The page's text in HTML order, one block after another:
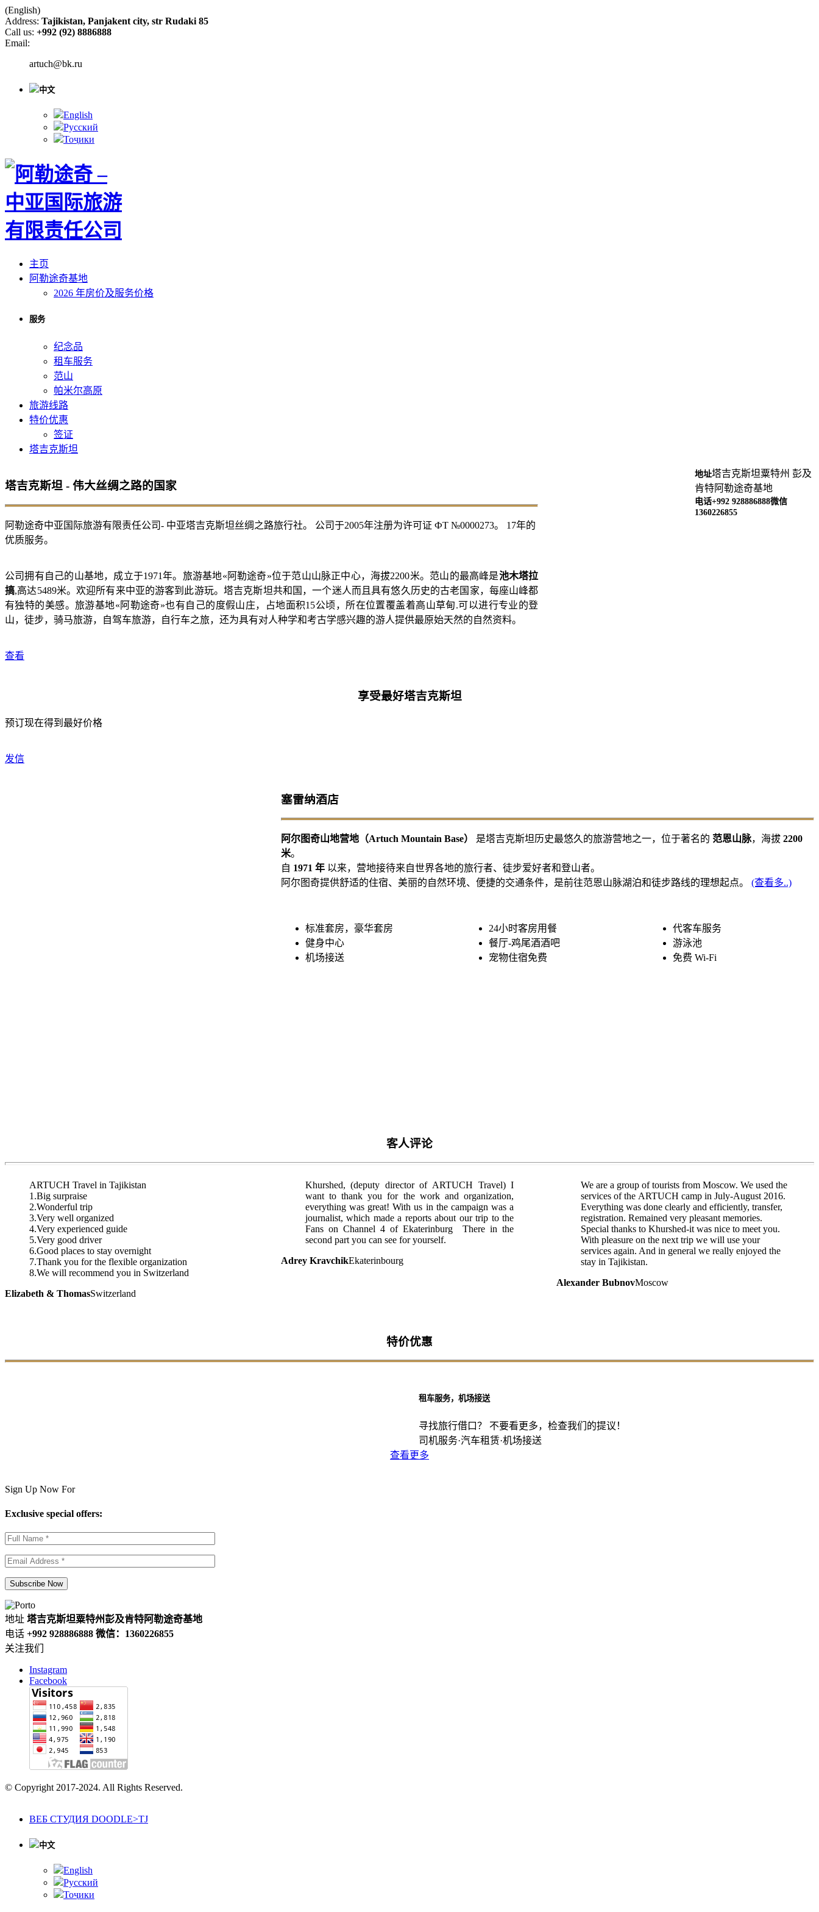
(English)
Address: Tajikistan, Panjakent city, str Rudaki 85
Call us: +992 (92) 8886888
Email:
artuch@bk.ru
中文
English
Русский
Тоҷики
主页
阿勒途奇基地
2026 年房价及服务价格
服务
纪念品
租车服务
范山
帕米尔高原
旅游线路
特价优惠
签证
塔吉克斯坦
塔吉克斯坦 - 伟大丝绸之路的国家
阿勒途奇中亚国际旅游有限责任公司- 中亚塔吉克斯坦丝绸之路旅行社。 公司于2005年注册为许可证 ФТ №0000273。 17年的
优质服务。
公司拥有自己的山基地，成立于1971年。旅游基地«阿勒途奇»位于范山山脉正中心，海拔2200米。范山的最高峰是池木塔拉
搞,高达5489米。欢迎所有来中亚的游客到此游玩。塔吉克斯坦共和国，一个迷人而且具有悠久历史的古老国家，每座山峰都
有独特的美感。旅游基地«阿勒途奇»也有自己的度假山庄，占地面积15公顷，所在位置覆盖着高山草甸.可以进行专业的登
山，徒步，骑马旅游，自驾车旅游，自行车之旅，还为具有对人种学和考古学感兴趣的游人提供最原始天然的自然资料。
查看
地址塔吉克斯坦粟特州 彭及
肯特阿勒途奇基地
电话+992 928886888微信
1360226855
享受最好塔吉克斯坦
预订现在得到最好价格
发信
塞雷纳酒店
阿尔图奇山地营地（Artuch Mountain Base） 是塔吉克斯坦历史最悠久的旅游营地之一，位于著名的 范恩山脉，海拔 2200
米。
自 1971 年以来，营地接待来自世界各地的旅行者、徒步爱好者和登山者。
阿尔图奇提供舒适的住宿、美丽的自然环境、便捷的交通条件，是前往范恩山脉湖泊和徒步路线的理想起点。 (查看多..)
标准套房，豪华套房
健身中心
机场接送
24小时客房用餐
餐厅-鸡尾酒酒吧
宠物住宿免费
代客车服务
游泳池
免费 Wi-Fi
客人评论
ARTUCH Travel in Tajikistan
1.Big surpraise
2.Wonderful trip
3.Very well organized
4.Very experienced guide
5.Very good driver
6.Good places to stay overnight
7.Thank you for the flexible organization
8.We will recommend you in Switzerland
Elizabeth & ThomasSwitzerland
Khurshed, (deputy director of ARTUCH Travel) I
want to thank you for the work and organization,
everything was great! With us in the campaign was a
journalist, which made a reports about our trip to the
Fans on Channel 4 of Ekaterinburg There in the
second part you can see for yourself.
Adrey KravchikEkaterinbourg
We are a group of tourists from Moscow. We used the
services of the ARTUCH camp in July-August 2016.
Everything was done clearly and efficiently, transfer,
registration. Remained very pleasant memories.
Special thanks to Khurshed-it was nice to meet you.
With pleasure on the next trip we will use your
services again. And in general we really enjoyed the
stay in Tajikistan.
Alexander BubnovMoscow
特价优惠
租车服务，机场接送
寻找旅行借口？ 不要看更多，检查我们的提议！
司机服务·汽车租赁·机场接送
查看更多
Sign Up Now For
Exclusive special offers:
地址 塔吉克斯坦粟特州彭及肯特阿勒途奇基地
电话 +992 928886888 微信：1360226855
关注我们
Instagram
Facebook
© Copyright 2017-2024. All Rights Reserved.
ВЕБ СТУДИЯ DOODLE>TJ
中文
English
Русский
Тоҷики